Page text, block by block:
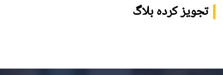
تجویز کردہ بلاگ